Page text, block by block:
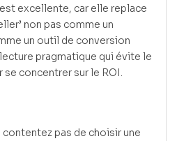
excellente, car elle replace
non pas comme un
un outil de conversion
lecture pragmatique qui évite le
concentrer sur le ROI.
pas de choisir une